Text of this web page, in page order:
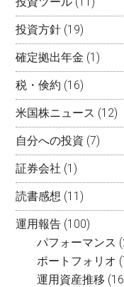
投資方針 (19)
確定拠出年金 (1)
税・倹約 (16)
米国株ニュース (12)
自分への投資 (7)
証券会社 (1)
読書感想 (11)
運用報告 (100)
パフォーマンス
ポートフォリオ
運用資産推移